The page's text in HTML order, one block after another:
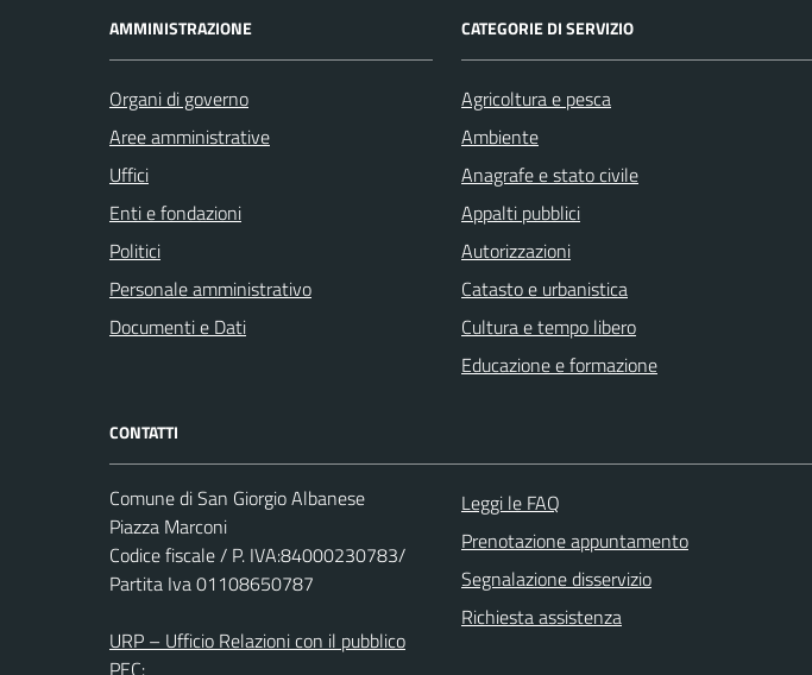
AMMINISTRAZIONE
Organi di governo
Aree amministrative
Uffici
Enti e fondazioni
Politici
Personale amministrativo
Documenti e Dati
CATEGORIE DI SERVIZIO
Agricoltura e pesca
Ambiente
Anagrafe e stato civile
Appalti pubblici
Autorizzazioni
Catasto e urbanistica
Cultura e tempo libero
Educazione e formazione
CONTATTI
Comune di San Giorgio Albanese
Piazza Marconi
Codice fiscale / P. IVA:84000230783/
Partita Iva 01108650787
URP – Ufficio Relazioni con il pubblico
Leggi le FAQ
Prenotazione appuntamento
Segnalazione disservizio
Richiesta assistenza